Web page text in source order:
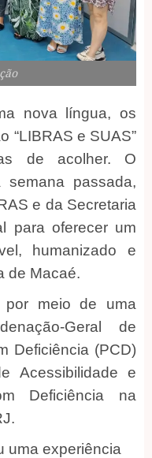
nova língua, os
“LIBRAS e SUAS”
de acolher. O
semana passada,
e da Secretaria
para oferecer um
humanizado e
de Macaé.
por meio de uma
Geral de
Deficiência (PCD)
Acessibilidade e
Deficiência na
uma experiência